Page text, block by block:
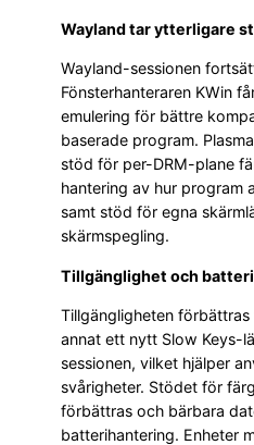
Wayland tar ytterligare
Wayland-sessionen
Fönsterhanteraren KWin
emulering för bättre
baserade program.
stöd för per-DRM-plane
hantering av hur program
samt stöd för egna
skärmspegling.
Tillgänglighet och
Tillgängligheten
annat ett nytt Slow Keys-
sessionen, vilket hjälper
svårigheter. Stödet för
förbättras och bärbara
batterihantering. Enheter